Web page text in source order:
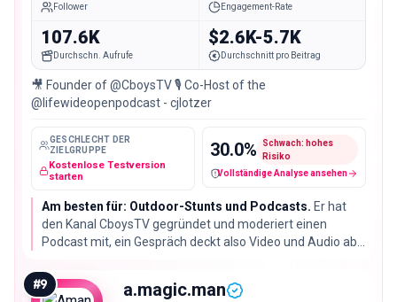
Follower Engagement-Rate
107.6K
Durchschn. Aufrufe
$2.6K-5.7K
Durchschnitt pro Beitrag
🎥 Founder of @CboysTV 🎙️ Co-Host of the
@lifewideopenpodcast - cjlotzer
GESCHLECHT DER
ZIELGRUPPE
Kostenlose Testversion
starten
30.0%
Schwach: hohes
Risiko
Fake-Follower / verdächtige Konten
Vollständige Analyse ansehen
Am besten für: Outdoor-Stunts und Podcasts. Er hat
den Kanal CboysTV gegründet und moderiert einen
Podcast mit, ein Gespräch deckt also Video und Audio ab.
lesen sich 79% als echt.
#9 a.magic.man